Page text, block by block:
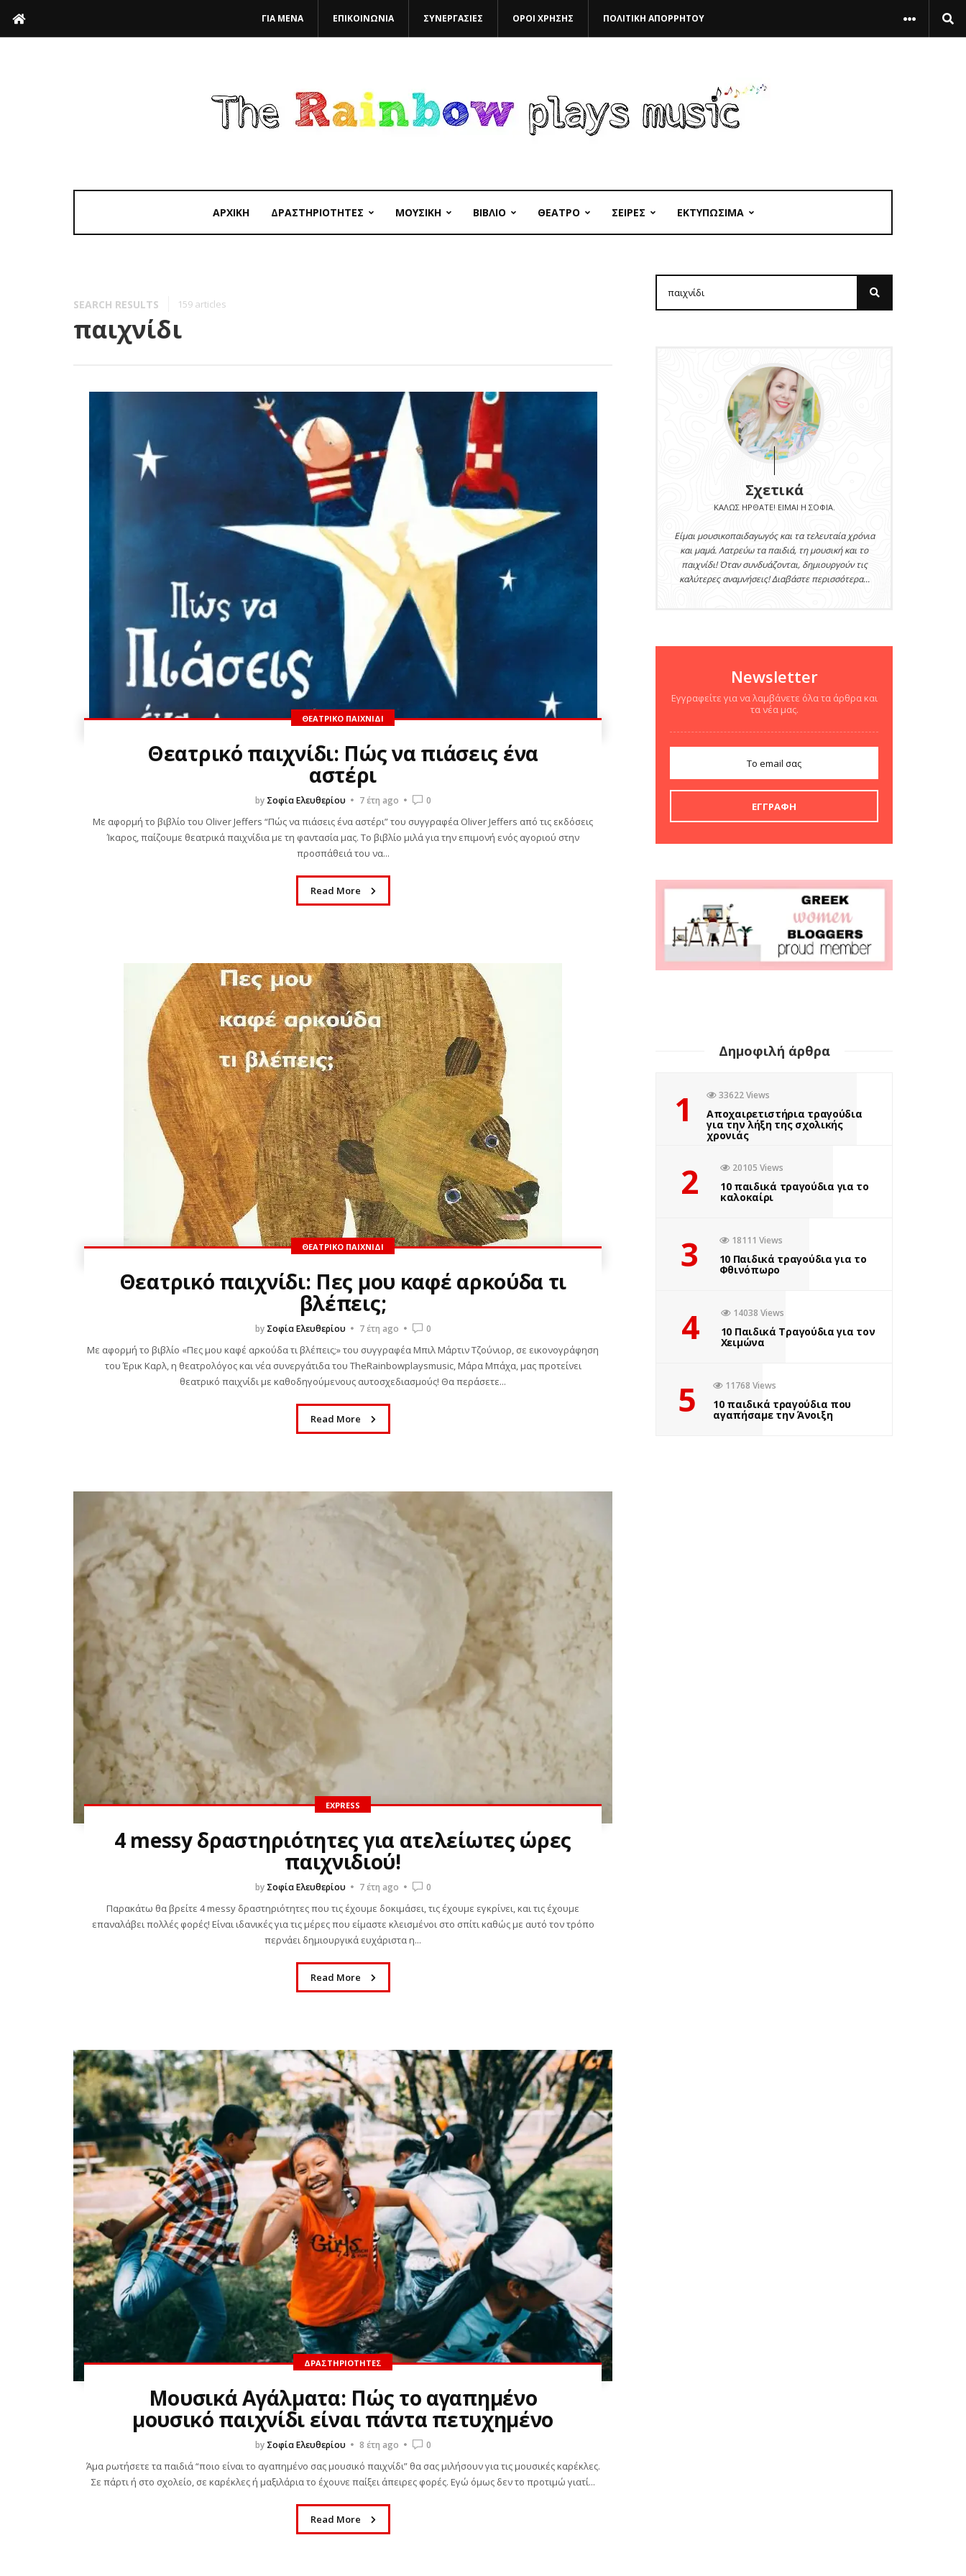
ΓΙΑ ΜΕΝΑ ΕΠΙΚΟΙΝΩΝΙΑ ΣΥΝΕΡΓΑΣΙΕΣ ΟΡΟΙ ΧΡΗΣΗΣ ΠΟΛΙΤΙΚΗ ΑΠΟΡΡΗΤΟΥ
ΑΡΧΙΚΗ ΔΡΑΣΤΗΡΙΟΤΗΤΕΣ ΜΟΥΣΙΚΗ ΒΙΒΛΙΟ ΘΕΑΤΡΟ ΣΕΙΡΕΣ ΕΚΤΥΠΩΣΙΜΑ
SEARCH RESULTS 159 articles
παιχνίδι
ΘΕΑΤΡΙΚΌ ΠΑΙΧΝΊΔΙ
Θεατρικό παιχνίδι: Πώς να πιάσεις ένα
αστέρι
by Σοφία Ελευθερίου 7 έτη ago 0
Με αφορμή το βιβλίο του Oliver Jeffers “Πώς να πιάσεις ένα αστέρι” του συγγραφέα Oliver Jeffers από τις εκδόσεις
Ίκαρος, παίζουμε θεατρικά παιχνίδια με τη φαντασία μας. Το βιβλίο μιλά για την επιμονή ενός αγοριού στην
προσπάθειά του να...
Read More
ΘΕΑΤΡΙΚΌ ΠΑΙΧΝΊΔΙ
Θεατρικό παιχνίδι: Πες μου καφέ αρκούδα τι
βλέπεις;
by Σοφία Ελευθερίου 7 έτη ago 0
Με αφορμή το βιβλίο «Πες μου καφέ αρκούδα τι βλέπεις;» του συγγραφέα Μπιλ Μάρτιν Τζούνιορ, σε εικονογράφηση
του Έρικ Καρλ, η θεατρολόγος και νέα συνεργάτιδα του TheRainbowplaysmusic, Μάρα Μπάχα, μας προτείνει
θεατρικό παιχνίδι με καθοδηγούμενους αυτοσχεδιασμούς! Θα περάσετε...
Read More
EXPRESS
4 messy δραστηριότητες για ατελείωτες ώρες
παιχνιδιού!
by Σοφία Ελευθερίου 7 έτη ago 0
Παρακάτω θα βρείτε 4 messy δραστηριότητες που τις έχουμε δοκιμάσει, τις έχουμε εγκρίνει, και τις έχουμε
επαναλάβει πολλές φορές! Είναι ιδανικές για τις μέρες που είμαστε κλεισμένοι στο σπίτι καθώς με αυτό τον τρόπο
περνάει δημιουργικά ευχάριστα η...
Read More
ΔΡΑΣΤΗΡΙΌΤΗΤΕΣ
Μουσικά Αγάλματα: Πώς το αγαπημένο
μουσικό παιχνίδι είναι πάντα πετυχημένο
by Σοφία Ελευθερίου 8 έτη ago 0
Άμα ρωτήσετε τα παιδιά “ποιο είναι το αγαπημένο σας μουσικό παιχνίδι” θα σας μιλήσουν για τις μουσικές καρέκλες.
Σε πάρτι ή στο σχολείο, σε καρέκλες ή μαξιλάρια το έχουνε παίξει άπειρες φορές. Εγώ όμως δεν το προτιμώ γιατί...
Read More
Σχετικά
ΚΑΛΏΣ ΉΡΘΑΤΕ! ΕΊΜΑΙ Η ΣΟΦΊΑ.
Είμαι μουσικοπαιδαγωγός και τα τελευταία χρόνια
και μαμά. Λατρεύω τα παιδιά, τη μουσική και το
παιχνίδι! Όταν συνδυάζονται, δημιουργούν τις
καλύτερες αναμνήσεις! Διαβάστε περισσότερα...
Newsletter
Εγγραφείτε για να λαμβάνετε όλα τα άρθρα και
τα νέα μας.
Δημοφιλή άρθρα
1 33622 Views
Αποχαιρετιστήρια τραγούδια
για την λήξη της σχολικής
χρονιάς
2 20105 Views
10 παιδικά τραγούδια για το
καλοκαίρι
3 18111 Views
10 Παιδικά τραγούδια για το
Φθινόπωρο
4 14038 Views
10 Παιδικά Τραγούδια για τον
Χειμώνα
5 11768 Views
10 παιδικά τραγούδια που
αγαπήσαμε την Άνοιξη